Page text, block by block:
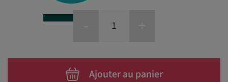
Ajouter au panier